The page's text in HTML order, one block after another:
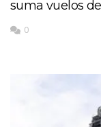
suma vuelos
0